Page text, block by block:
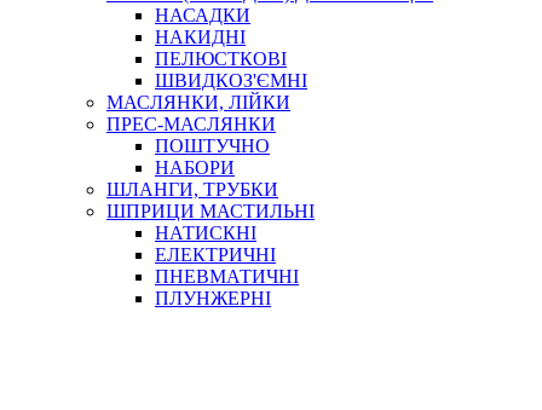
НАСАДКИ
НАКИДНІ
ПЕЛЮСТКОВІ
ШВИДКОЗ'ЄМНІ
МАСЛЯНКИ, ЛІЙКИ
ПРЕС-МАСЛЯНКИ
ПОШТУЧНО
НАБОРИ
ШЛАНГИ, ТРУБКИ
ШПРИЦИ МАСТИЛЬНІ
НАТИСКНІ
ЕЛЕКТРИЧНІ
ПНЕВМАТИЧНІ
ПЛУНЖЕРНІ